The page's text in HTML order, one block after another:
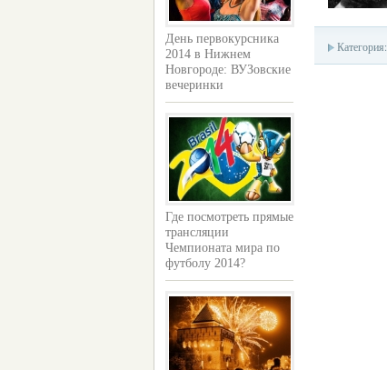
День первокурсника
2014 в Нижнем
Новгороде: ВУЗовские
вечеринки
Где посмотреть прямые
трансляции
Чемпионата мира по
футболу 2014?
Категория: